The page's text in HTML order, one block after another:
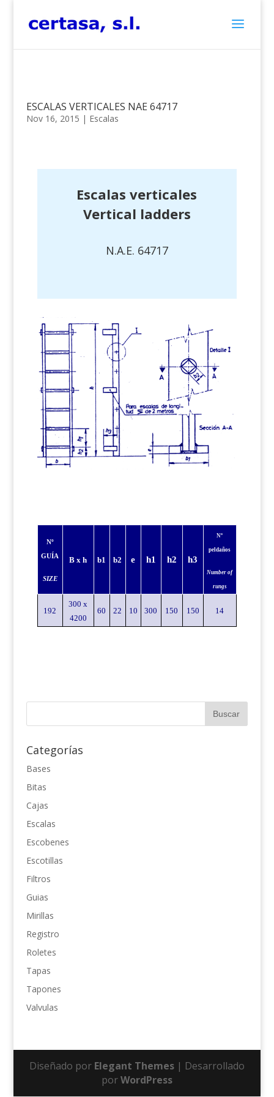
ESCALAS VERTICALES NAE 64717
Nov 16, 2015 | Escalas
Escalas verticales
Vertical ladders
N.A.E. 64717
Nº
GUÍA
SIZE
B x h b1 b2 e h1 h2 h3
Nº
peldaños
Number of
rungs
192
300 x
4200
60 22 10 300 150 150 14
Categorías
Bases
Bitas
Cajas
Escalas
Escobenes
Escotillas
Filtros
Guias
Mirillas
Registro
Roletes
Tapas
Tapones
Valvulas
Diseñado por Elegant Themes| Desarrollado
porWordPress